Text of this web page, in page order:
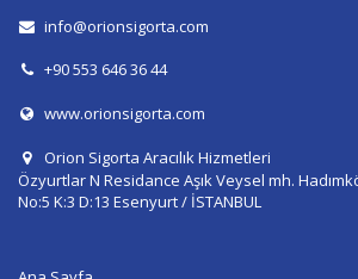
info@orionsigorta.com
+90 553 646 36 44
www.orionsigorta.com
Orion Sigorta Aracılık Hizmetleri
Özyurtlar N Residance Aşık Veysel mh.
No:5 K:3 D:13 Esenyurt / İSTANBUL